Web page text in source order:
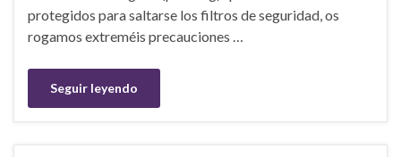
protegidos para saltarse los filtros de seguridad, os
rogamos extreméis precauciones …
Seguir leyendo